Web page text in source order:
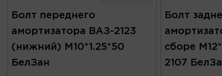
Болт переднего
амортизатора ВАЗ-2123
(нижний) М10*1.25*50
БелЗан
Болт
сборе
2107